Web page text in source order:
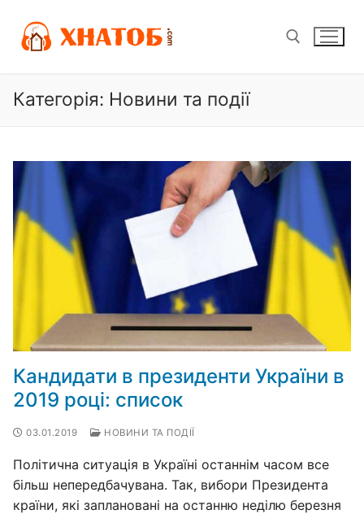
вмісту
Пошук:
Категорія: Новини та події
Кандидати в президенти України в
2019 році: список
03.01.2019 НОВИНИ ТА ПОДІЇ
Політична ситуація в Україні останнім часом все
більш непередбачувана. Так, вибори Президента
країни, які заплановані на останню неділю березня